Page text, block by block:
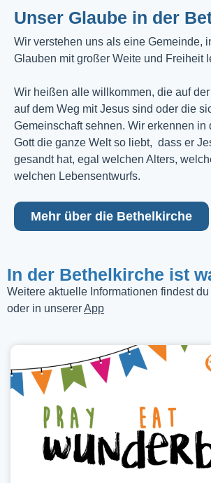
Unser Glaube in der
Wir verstehen uns als eine Gemeinde,
Glauben mit großer Weite und Freiheit
Wir heißen alle willkommen, die auf
auf dem Weg mit Jesus sind oder die
Gemeinschaft sehnen. Wir erkennen in
Gott die ganze Welt so liebt, dass er
gesandt hat, egal welchen Alters,
welchen Lebensentwurfs.
Mehr über die Bethelkirche
In der Bethelkirche ist
Weitere aktuelle Informationen findest
oder in unsererApp